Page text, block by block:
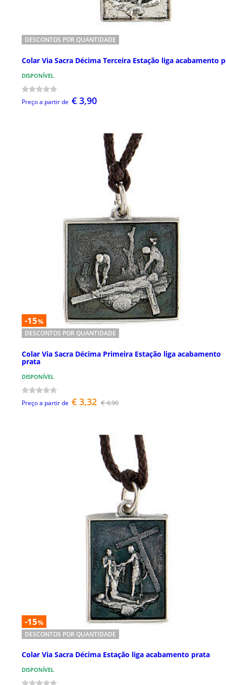
DESCONTOS POR QUANTIDADE
Colar Via Sacra Décima Terceira Estação liga acabamento
DISPONÍVEL
Preço a partir de € 3,90
-15%
DESCONTOS POR QUANTIDADE
Colar Via Sacra Décima Primeira Estação liga acabamento
prata
DISPONÍVEL
Preço a partir de € 3,32 € 4,90
-15%
DESCONTOS POR QUANTIDADE
Colar Via Sacra Décima Estação liga acabamento prata
DISPONÍVEL